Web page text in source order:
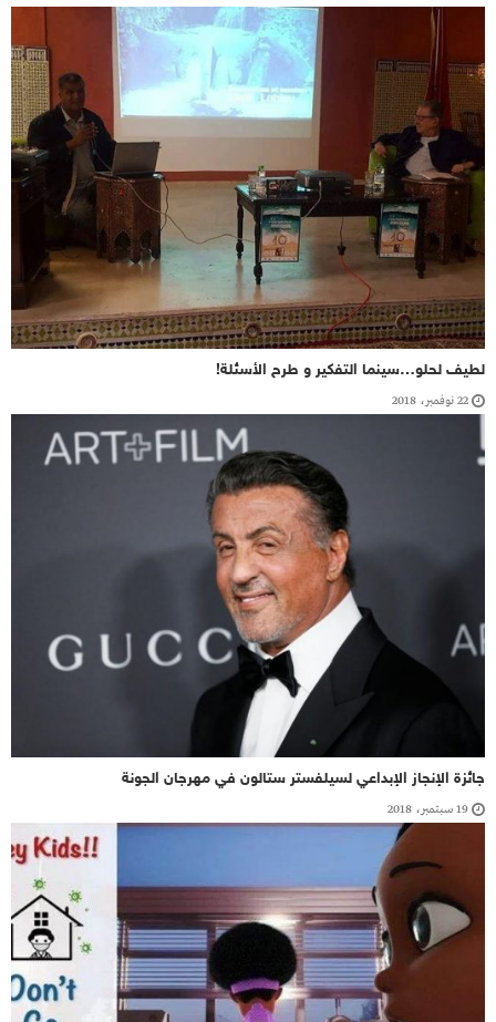
لطيف لحلو…سينما التفكير و طرح الأسئلة!
22 نوفمبر، 2018
جائزة الإنجاز الإبداعي لسيلفستر ستالون في مهرجان الجونة
19 سبتمبر، 2018